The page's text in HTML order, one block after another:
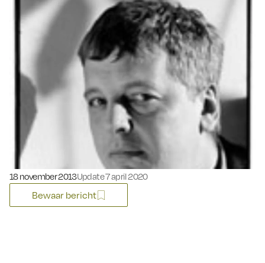
Zoek
Gepubliceerd op:
18 november 2013Update 7 april 2020
Bewaar bericht